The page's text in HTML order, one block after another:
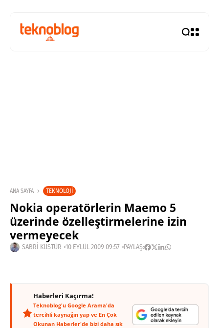
ANA SAYFA TEKNOLOJI
Nokia operatörlerin Maemo 5
üzerinde özelleştirmelerine izin
vermeyecek
SABRI KÜSTÜR 10 EYLÜL 2009 09:57 PAYLAŞ:
Haberleri Kaçırma!
Teknoblog'u Google Arama'da
tercihli kaynağın yap ve En Çok
Okunan Haberler'de bizi daha sık